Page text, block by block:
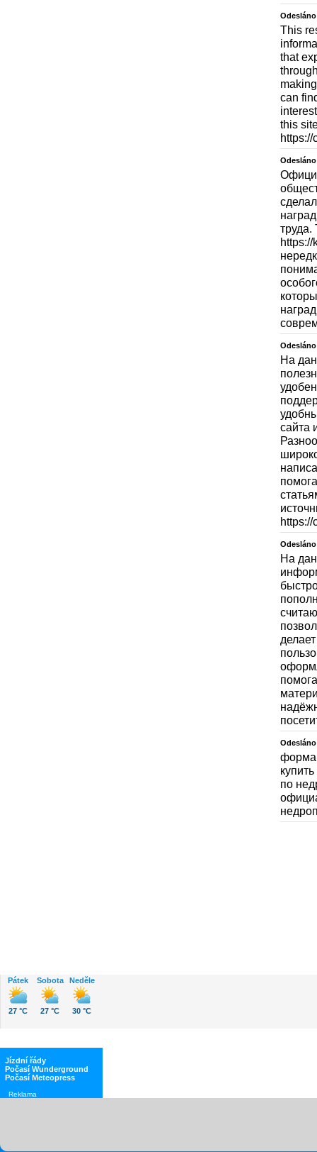
This
that
can
this
https://
https://
На
сайта
https://
На
форма
по
Pátek
27 °C
Sobota
27 °C
Neděle
30 °C
Jízdní řády
Počasí Wunderground
Počasí Meteopress
Reklama